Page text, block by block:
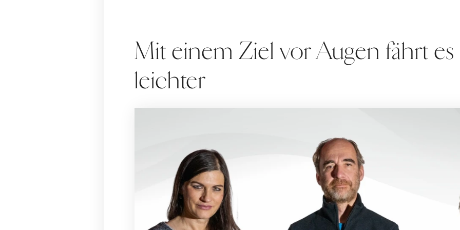
Mit einem Ziel vor Augen fährt es
leichter